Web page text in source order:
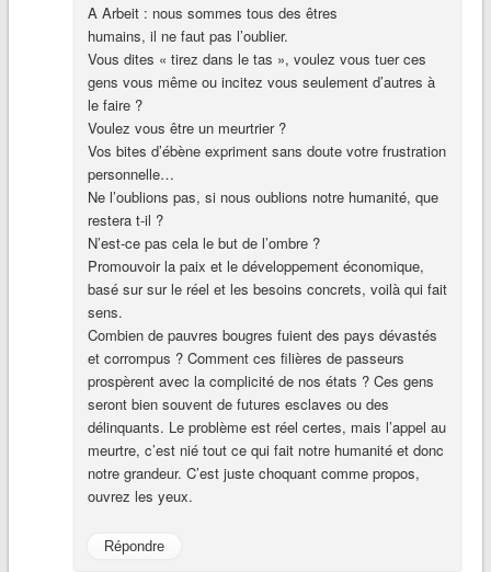
A Arbeit : nous sommes tous des êtres
humains, il ne faut pas l’oublier.
Vous dites « tirez dans le tas », voulez vous tuer ces
gens vous même ou incitez vous seulement d’autres à
le faire ?
Voulez vous être un meurtrier ?
Vos bites d’ébène expriment sans doute votre frustration
personnelle…
Ne l’oublions pas, si nous oublions notre humanité, que
restera t-il ?
N’est-ce pas cela le but de l’ombre ?
Promouvoir la paix et le développement économique,
basé sur sur le réel et les besoins concrets, voilà qui fait
sens.
Combien de pauvres bougres fuient des pays dévastés
et corrompus ? Comment ces filières de passeurs
prospèrent avec la complicité de nos états ? Ces gens
seront bien souvent de futures esclaves ou des
délinquants. Le problème est réel certes, mais l’appel au
meurtre, c’est nié tout ce qui fait notre humanité et donc
notre grandeur. C’est juste choquant comme propos,
ouvrez les yeux.
Répondre